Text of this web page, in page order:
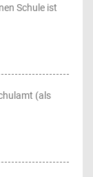
Schule ist
(als